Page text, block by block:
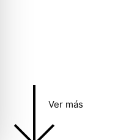
Ver más